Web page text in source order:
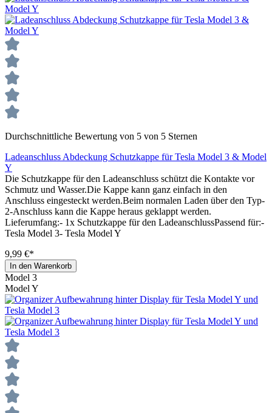
Durchschnittliche Bewertung von 5 von 5 Sternen
Ladeanschluss Abdeckung Schutzkappe für Tesla Model 3 & Model
Y
Die Schutzkappe für den Ladeanschluss schützt die Kontakte vor
Schmutz und Wasser.Die Kappe kann ganz einfach in den
Anschluss eingesteckt werden.Beim normalen Laden über den Typ-
2-Anschluss kann die Kappe heraus geklappt werden.
Lieferumfang:- 1x Schutzkappe für den LadeanschlussPassend für:-
Tesla Model 3- Tesla Model Y
9,99 €*
In den Warenkorb
Model 3
Model Y